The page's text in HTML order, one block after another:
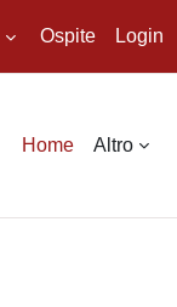
Ospite Login
Home Altro